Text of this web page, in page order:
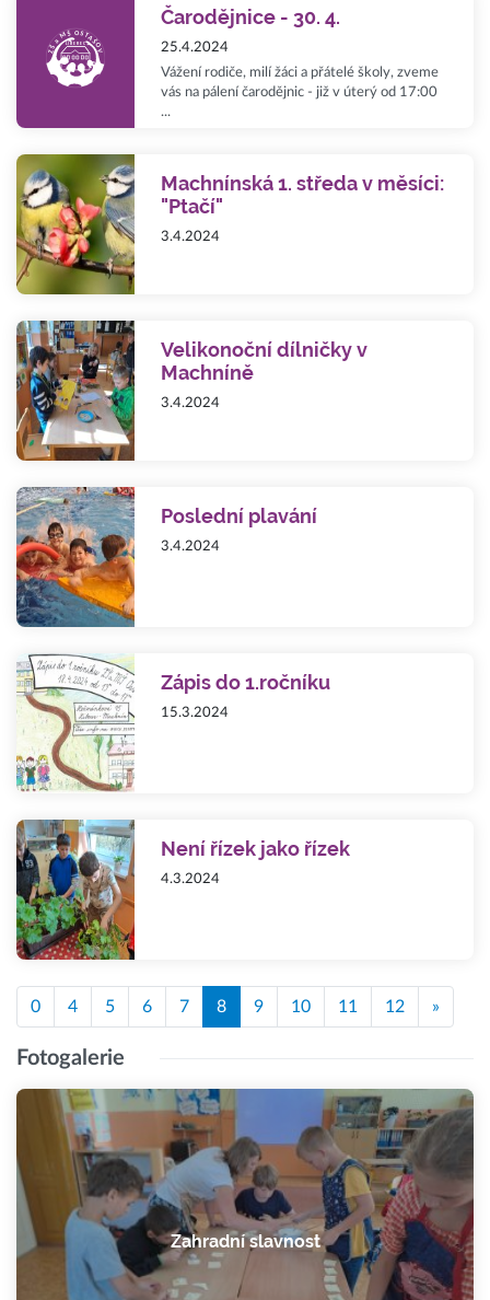
Čarodějnice - 30. 4.
25.4.2024
Vážení rodiče, milí žáci a přátelé školy, zveme
vás na pálení čarodějnic - již v úterý od 17:00
...
Machnínská 1. středa v měsíci:
"Ptačí"
3.4.2024
Velikonoční dílničky v
Machníně
3.4.2024
Poslední plavání
3.4.2024
Zápis do 1.ročníku
15.3.2024
Není řízek jako řízek
4.3.2024
0 4 5 6 7 8 9 10 11 12 »
Fotogalerie
Zahradní slavnost